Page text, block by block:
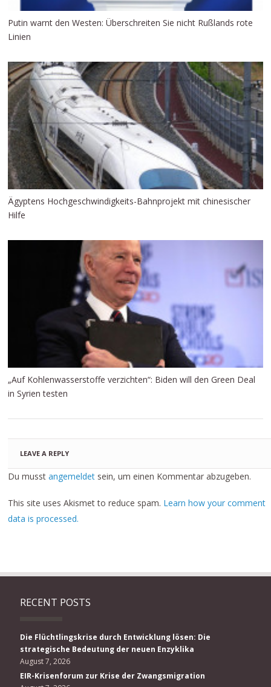
Putin warnt den Westen: Überschreiten Sie nicht Rußlands rote
Linien
Ägyptens Hochgeschwindigkeits-Bahnprojekt mit chinesischer
Hilfe
„Auf Kohlenwasserstoffe verzichten“: Biden will den Green Deal
in Syrien testen
LEAVE A REPLY
Du musstangemeldet sein, um einen Kommentar abzugeben.
This site uses Akismet to reduce spam. Learn how your comment
data is processed.
RECENT POSTS
Die Flüchtlingskrise durch Entwicklung lösen: Die
strategische Bedeutung der neuen Enzyklika
August 7, 2026
EIR-Krisenforum zur Krise der Zwangsmigration